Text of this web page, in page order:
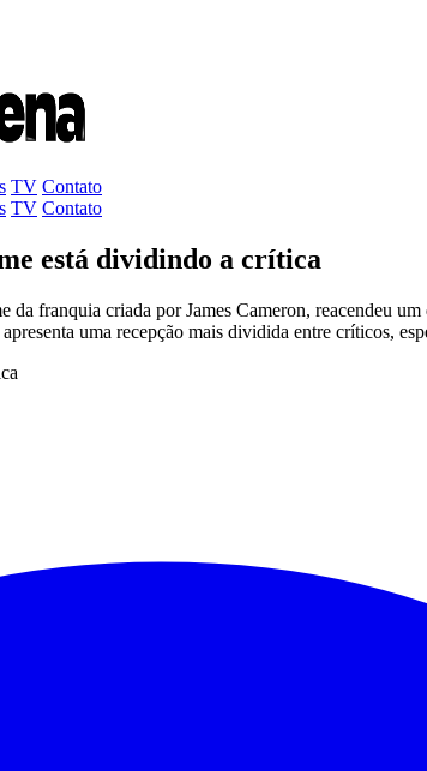
TV Contato
TV Contato
está dividindo a crítica
franquia criada por James Cameron, reacendeu
uma recepção mais dividida entre críticos,